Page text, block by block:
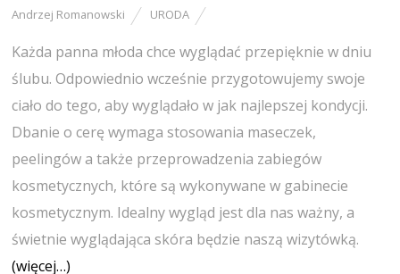
Andrzej Romanowski URODA
Każda panna młoda chce wyglądać przepięknie w dniu
ślubu. Odpowiednio wcześnie przygotowujemy swoje
ciało do tego, aby wyglądało w jak najlepszej kondycji.
Dbanie o cerę wymaga stosowania maseczek,
peelingów a także przeprowadzenia zabiegów
kosmetycznych, które są wykonywane w gabinecie
kosmetycznym. Idealny wygląd jest dla nas ważny, a
świetnie wyglądająca skóra będzie naszą wizytówką.
(więcej…)